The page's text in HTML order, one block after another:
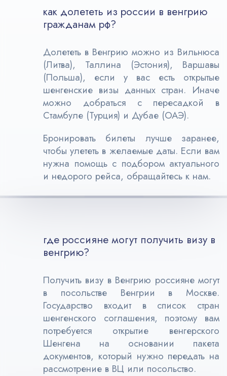
как долететь из россии в венгрию
гражданам рф?
Долететь в Венгрию можно из Вильнюса
(Литва), Таллина (Эстония), Варшавы
(Польша), если у вас есть открытые
шенгенские визы данных стран. Иначе
можно добраться с пересадкой в
Стамбуле (Турция) и Дубае (ОАЭ).
Бронировать билеты лучше заранее,
чтобы улететь в желаемые даты. Если вам
нужна помощь с подбором актуального
и недорого рейса, обращайтесь к нам.
где россияне могут получить визу в
венгрию?
Получить визу в Венгрию россияне могут
в посольстве Венгрии в Москве.
Государство входит в список стран
шенгенского соглашения, поэтому вам
потребуется открытие венгерского
Шенгена на основании пакета
документов, который нужно передать на
рассмотрение в ВЦ или посольство.